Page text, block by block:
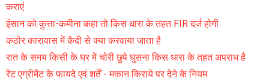
कराएं
इंसान को कुत्ता-कमीना कहा तो किस धारा के तहत FIR दर्ज होगी
कठोर कारावास में कैदी से क्या करवाया जाता है
रात के समय किसी के घर में चोरी छुपे घुसना किस धारा के तहत अपराध है
रेंट एग्रीमेंट के फायदे एवं शर्तें - मकान किराये पर देने के नियम